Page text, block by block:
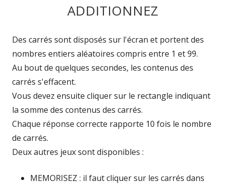
ADDITIONNEZ
Des carrés sont disposés sur l'écran et portent des
nombres entiers aléatoires compris entre 1 et 99.
Au bout de quelques secondes, les contenus des
carrés s'effacent.
Vous devez ensuite cliquer sur le rectangle indiquant
la somme des contenus des carrés.
Chaque réponse correcte rapporte 10 fois le nombre
de carrés.
Deux autres jeux sont disponibles :
MEMORISEZ : il faut cliquer sur les carrés dans